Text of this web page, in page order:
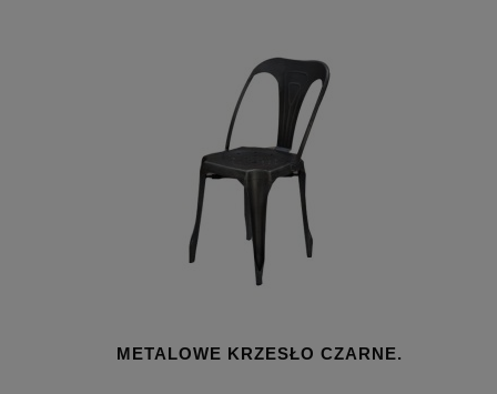
METALOWE KRZESŁO CZARNE.